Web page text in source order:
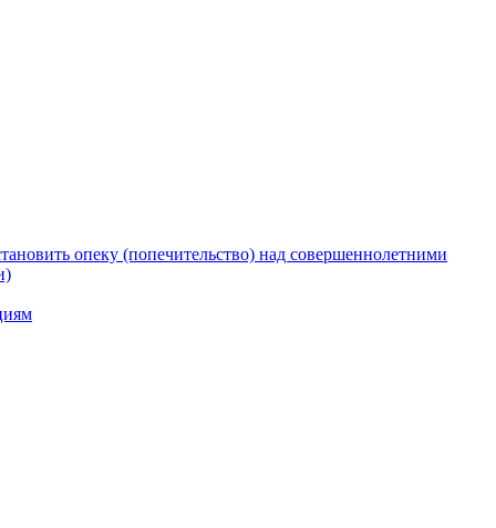
опеку (попечительство) над совершеннолетними